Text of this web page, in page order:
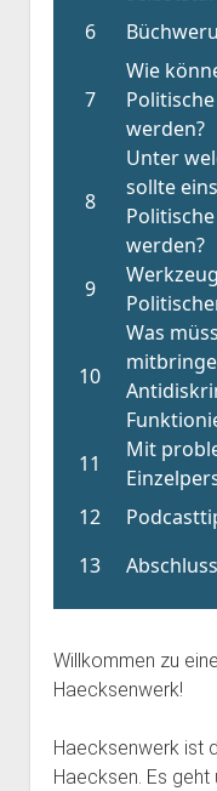
Willkommen zu
Haecksenwerk!
Haecksenwerk ist
Haecksen. Es